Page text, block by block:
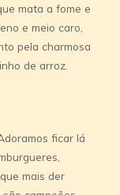
mata a fome e
e meio caro,
pela charmosa
de arroz.
ficar lá
mais der